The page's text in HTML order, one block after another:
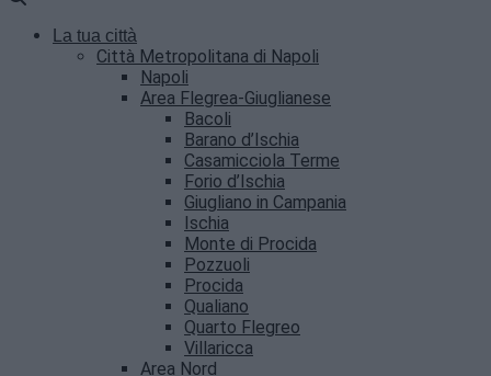
La tua città
Città Metropolitana di Napoli
Napoli
Area Flegrea-Giuglianese
Bacoli
Barano d’Ischia
Casamicciola Terme
Forio d’Ischia
Giugliano in Campania
Ischia
Monte di Procida
Pozzuoli
Procida
Qualiano
Quarto Flegreo
Villaricca
Area Nord